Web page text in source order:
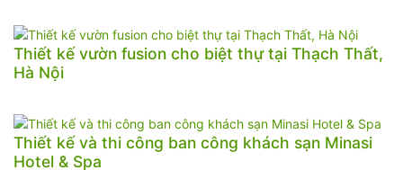
Thiết kế vườn fusion cho biệt thự tại Thạch Thất,
Hà Nội
Thiết kế và thi công ban công khách sạn Minasi
Hotel & Spa